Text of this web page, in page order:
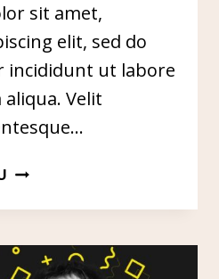
sit amet,
elit, sed do
incididunt ut labore
Velit
SEO
CONTENT
FOR